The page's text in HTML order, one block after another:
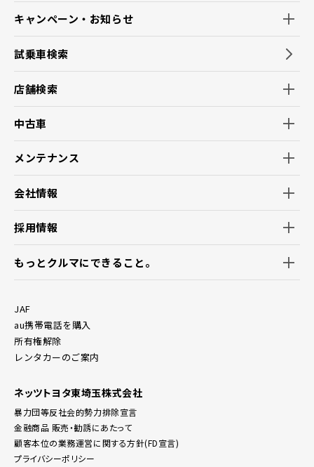
【推奨環境について】
1.当社の推奨するインターネット環境にてお申込みをお願い
それに伴う連絡の不徹底については責任を負いかねますの
で、あらかじめご了承ください。
なお、不具合の生じたデータについてはお客様にお断り無く
削除させていただく場合がございます。
※推奨環境についてはトヨタメーカーサイト「サイト利用につ
いて」を参照ください。
キャンペーン・お知らせ
試乗車検索
店舗検索
中古車
メンテナンス
会社情報
採用情報
もっとクルマにできること。
JAF
au携帯電話を購入
所有権解除
レンタカーのご案内
ネッツトヨタ東埼玉株式会社
暴力団等反社会的勢力排除宣言
金融商品 販売・勧誘にあたって
顧客本位の業務運営に関する方針(FD宣言)
プライバシーポリシー